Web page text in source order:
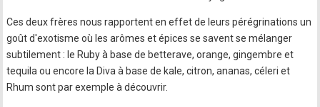
Ces deux frères nous rapportent en effet de leurs pérégrinations un
goût d'exotisme où les arômes et épices se savent se mélanger
subtilement : le Ruby à base de betterave, orange, gingembre et
tequila ou encore la Diva à base de kale, citron, ananas, céleri et
Rhum sont par exemple à découvrir.